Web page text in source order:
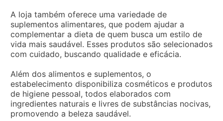
A loja também oferece uma variedade de
suplementos alimentares, que podem ajudar a
complementar a dieta de quem busca um estilo de
vida mais saudável. Esses produtos são selecionados
com cuidado, buscando qualidade e eficácia.
Além dos alimentos e suplementos, o
estabelecimento disponibiliza cosméticos e produtos
de higiene pessoal, todos elaborados com
ingredientes naturais e livres de substâncias nocivas,
promovendo a beleza saudável.